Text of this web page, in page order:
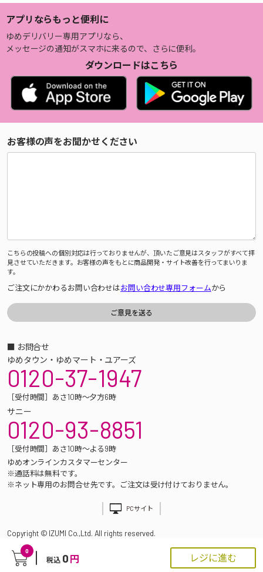
0
税込 0 円 レジに進む
アプリならもっと便利に
ゆめデリバリー専用アプリなら、
メッセージの通知がスマホに来るので、さらに便利。
ダウンロードはこちら
お客様の声をお聞かせください
こちらの投稿への個別対応は行っておりませんが、頂いたご意見はスタッフがすべて拝
見させていただきます。お客様の声をもとに商品開発・サイト改善を行ってまいりま
す。
ご注文にかかわるお問い合わせはお問い合わせ専用フォームから
■ お問合せ
ゆめタウン・ゆめマート・ユアーズ
0120-37-1947
［受付時間］あさ10時～夕方6時
サニー
0120-93-8851
［受付時間］あさ10時～よる9時
ゆめオンラインカスタマーセンター
※通話料は無料です。
※ネット専用のお問合せ先です。ご注文は受け付けておりません。
PCサイト
Copyright © IZUMI Co.,Ltd. All rights reserved.